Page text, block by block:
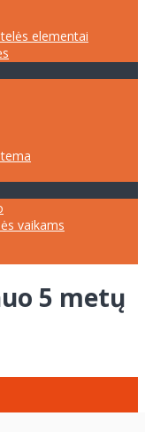
elementai
vaikams
5 metų